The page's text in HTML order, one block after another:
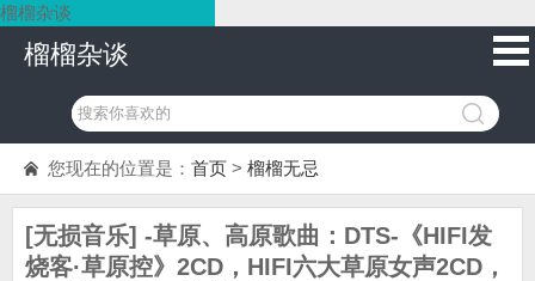
榴榴杂谈
榴榴杂谈
您现在的位置是： 首页 > 榴榴无忌
[无损音乐] -草原、高原歌曲：DTS-《HIFI发
烧客·草原控》2CD，HIFI六大草原女声2CD，